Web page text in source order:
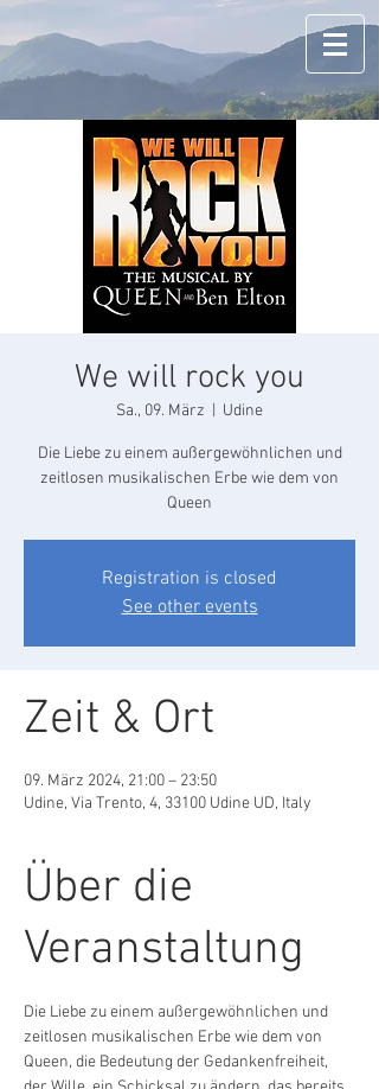
We will rock you
Sa., 09. März Udine
Die Liebe zu einem außergewöhnlichen und
zeitlosen musikalischen Erbe wie dem von
Queen
Registration is closed
See other events
Zeit & Ort
09. März 2024, 21:00 – 23:50
Udine, Via Trento, 4, 33100 Udine UD, Italy
Über die
Veranstaltung
Die Liebe zu einem außergewöhnlichen und
zeitlosen musikalischen Erbe wie dem von
Queen, die Bedeutung der Gedankenfreiheit,